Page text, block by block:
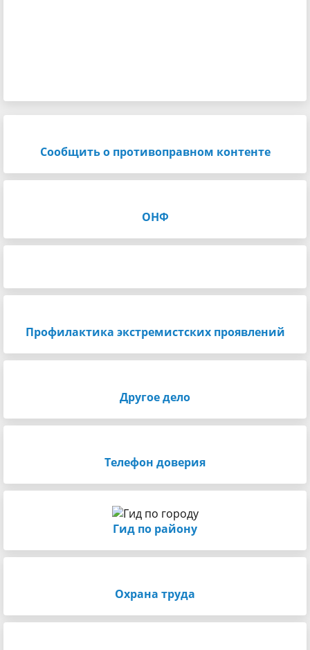
Сообщить о противоправном контенте
ОНФ
Профилактика экстремистских проявлений
Другое дело
Телефон доверия
Гид по району
Охрана труда